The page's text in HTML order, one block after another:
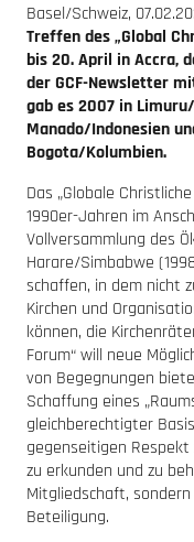
Basel/Schweiz,
Treffen des „Global
bis 20. April in Accra,
der GCF-Newsletter
gab es 2007 in
Manado/Indonesien
Bogota/Kolumbien.
Das „Globale
1990er-Jahren im
Vollversammlung des
Harare/Simbabwe
schaffen, in dem nicht
Kirchen und
können, die
Forum“ will neue
von Begegnungen
Schaffung eines
gleichberechtigter
gegenseitigen
zu erkunden und zu
Mitgliedschaft,
Beteiligung.